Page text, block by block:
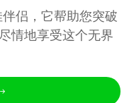
侣，它帮助您突破
情地享受这个无界